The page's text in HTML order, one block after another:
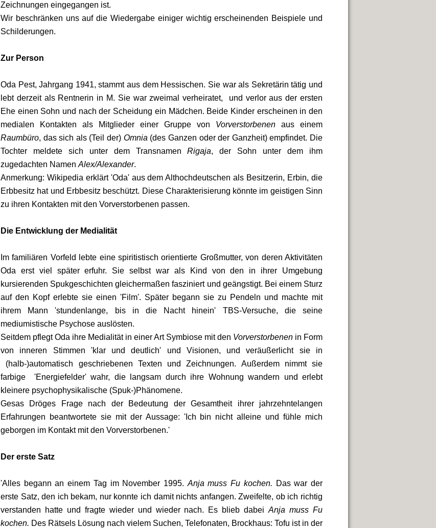
Zeichnungen eingegangen ist.
Wir beschränken uns auf die Wiedergabe einiger wichtig erscheinenden Beispiele und
Schilderungen.
Zur Person
Oda Pest, Jahrgang 1941, stammt aus dem Hessischen. Sie war als Sekretärin tätig und
lebt derzeit als Rentnerin in M. Sie war zweimal verheiratet, und verlor aus der ersten
Ehe einen Sohn und nach der Scheidung ein Mädchen. Beide Kinder erscheinen in den
medialen Kontakten als Mitglieder einer Gruppe von Vorverstorbenen aus einem
Raumbüro, das sich als (Teil der) Omnia (des Ganzen oder der Ganzheit) empfindet. Die
Tochter meldete sich unter dem TransnamenRigaja, der Sohn unter dem ihm
zugedachten Namen Alex/Alexander.
Anmerkung: Wikipedia erklärt 'Oda' aus dem Althochdeutschen als Besitzerin, Erbin, die
Erbbesitz hat und Erbbesitz beschützt. Diese Charakterisierung könnte im geistigen Sinn
zu ihren Kontakten mit den Vorverstorbenen passen.
Die Entwicklung der Medialität
Im familiären Vorfeld lebte eine spiritistisch orientierte Großmutter, von deren Aktivitäten
Oda erst viel später erfuhr. Sie selbst war als Kind von den in ihrer Umgebung
kursierenden Spukgeschichten gleichermaßen fasziniert und geängstigt. Bei einem Sturz
auf den Kopf erlebte sie einen 'Film'. Später begann sie zu Pendeln und machte mit
ihrem Mann 'stundenlange, bis in die Nacht hinein' TBS-Versuche, die seine
mediumistische Psychose auslösten.
Seitdem pflegt Oda ihre Medialität in einer Art Symbiose mit den Vorverstorbenen in Form
von inneren Stimmen 'klar und deutlich' und Visionen, und veräußerlicht sie in
(halb-)automatisch geschriebenen Texten und Zeichnungen. Außerdem nimmt sie
farbige 'Energiefelder' wahr, die langsam durch ihre Wohnung wandern und erlebt
kleinere psychophysikalische (Spuk-)Phänomene.
Gesas Dröges Frage nach der Bedeutung der Gesamtheit ihrer jahrzehntelangen
Erfahrungen beantwortete sie mit der Aussage: 'Ich bin nicht alleine und fühle mich
geborgen im Kontakt mit den Vorverstorbenen.'
Der erste Satz
'Alles begann an einem Tag im November 1995. Anja muss Fu kochen. Das war der
erste Satz, den ich bekam, nur konnte ich damit nichts anfangen. Zweifelte, ob ich richtig
verstanden hatte und fragte wieder und wieder nach. Es blieb dabeiAnja muss Fu
kochen. Des Rätsels Lösung nach vielem Suchen, Telefonaten, Brockhaus: Tofu ist in der